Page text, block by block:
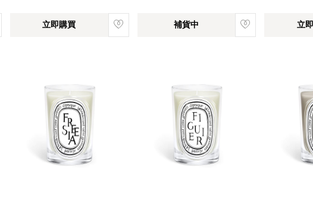
請選擇您的搭機地點
臺北松山機場(TSA)
稍後決定
立即購買 補貨中 立